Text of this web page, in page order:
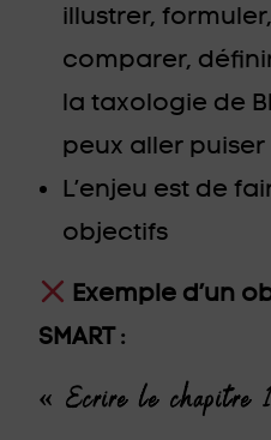
illustrer,
comparer,
la taxologie de
peux aller
L’enjeu est de
objectifs
Exemple d’un
SMART :
« Ecrire le chapitre